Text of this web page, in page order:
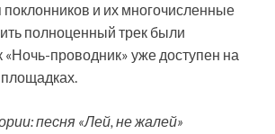
и их многочисленные
полноценный трек были
проводник» уже доступен на
песня «Лей, не жалей»